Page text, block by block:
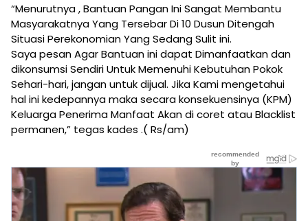
“Menurutnya , Bantuan Pangan Ini Sangat Membantu
Masyarakatnya Yang Tersebar Di 10 Dusun Ditengah
Situasi Perekonomian Yang Sedang Sulit ini.
Saya pesan Agar Bantuan ini dapat Dimanfaatkan dan
dikonsumsi Sendiri Untuk Memenuhi Kebutuhan Pokok
Sehari-hari, jangan untuk dijual. Jika Kami mengetahui
hal ini kedepannya maka secara konsekuensinya (KPM)
Keluarga Penerima Manfaat Akan di coret atau Blacklist
permanen,” tegas kades .( Rs/am)